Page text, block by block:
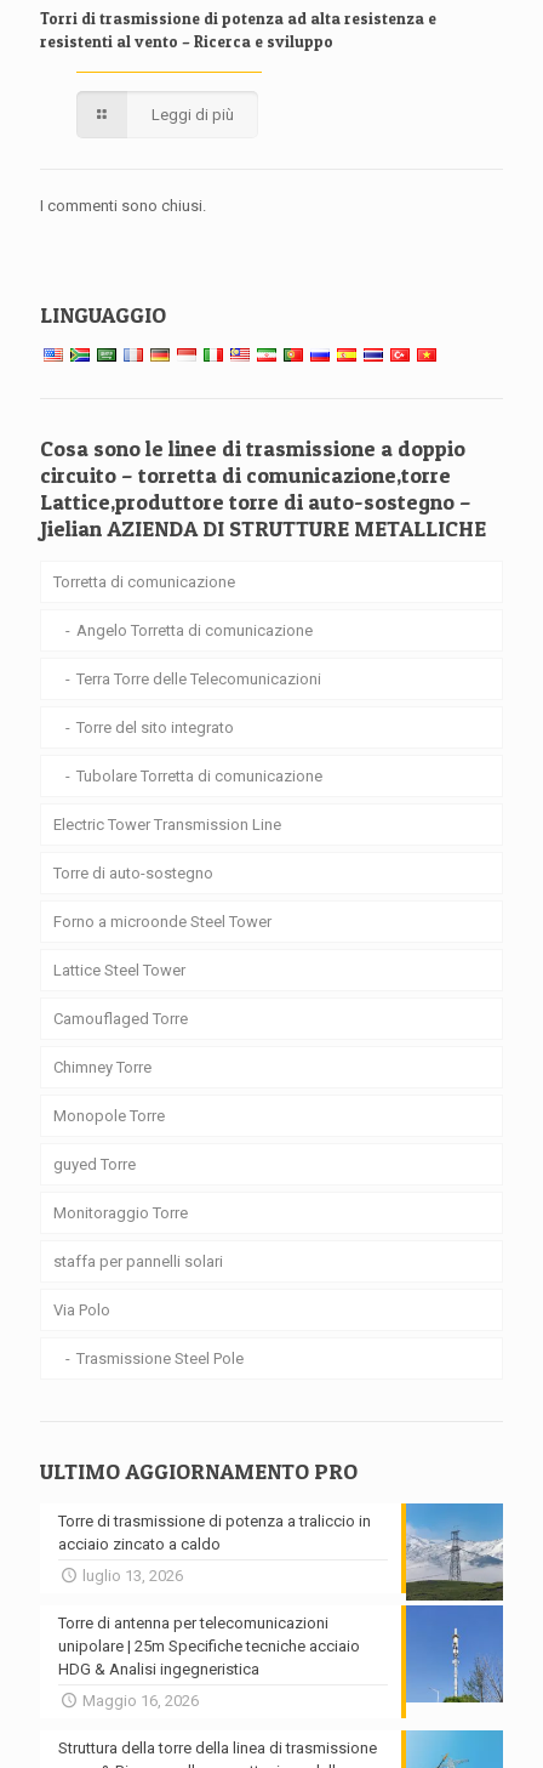
Torri di trasmissione di potenza ad alta resistenza e
resistenti al vento – Ricerca e sviluppo
Leggi di più
I commenti sono chiusi.
LINGUAGGIO
Cosa sono le linee di trasmissione a doppio
circuito – torretta di comunicazione,torre
Lattice,produttore torre di auto-sostegno –
Jielian AZIENDA DI STRUTTURE METALLICHE
Torretta di comunicazione
Angelo Torretta di comunicazione
Terra Torre delle Telecomunicazioni
Torre del sito integrato
Tubolare Torretta di comunicazione
Electric Tower Transmission Line
Torre di auto-sostegno
Forno a microonde Steel Tower
Lattice Steel Tower
Camouflaged Torre
Chimney Torre
Monopole Torre
guyed Torre
Monitoraggio Torre
staffa per pannelli solari
Via Polo
Trasmissione Steel Pole
ULTIMO AGGIORNAMENTO PRO
Torre di trasmissione di potenza a traliccio in
acciaio zincato a caldo
luglio 13, 2026
Torre di antenna per telecomunicazioni
unipolare | 25m Specifiche tecniche acciaio
HDG & Analisi ingegneristica
Maggio 16, 2026
Struttura della torre della linea di trasmissione